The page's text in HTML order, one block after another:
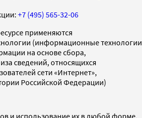
+7 (495) 565-32-06
применяются
(информационные технологии
на основе сбора,
сведений, относящихся
сети «Интернет»,
Российской Федерации)
и использование их в любой форме,